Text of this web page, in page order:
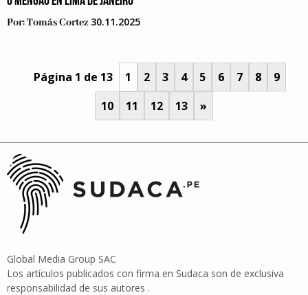
Por:Tomás Cortez 30.11.2025
Página 1 de 13 1 2 3 4 5 6 7 8
9
10
11 12 13 »
Global Media Group SAC
Los artículos publicados con firma en Sudaca son de exclusiva
responsabilidad de sus autores .